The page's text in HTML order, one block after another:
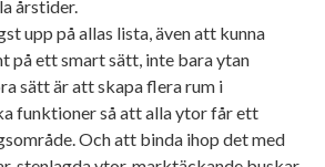
årstider.
upp på allas lista, även att kunna
på ett smart sätt, inte bara ytan
sätt är att skapa flera rum i
funktioner så att alla ytor får ett
Och att binda ihop det med